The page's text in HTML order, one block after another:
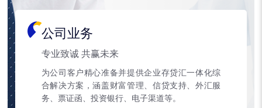
公司业务
专业致诚 共赢未来
为公司客户精心准备并提供企业存贷汇一体化综
合解决方案，涵盖财富管理、信贷支持、外汇服
务、票证函、投资银行、电子渠道等。